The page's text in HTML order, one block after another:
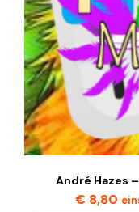
André Hazes
€8,80